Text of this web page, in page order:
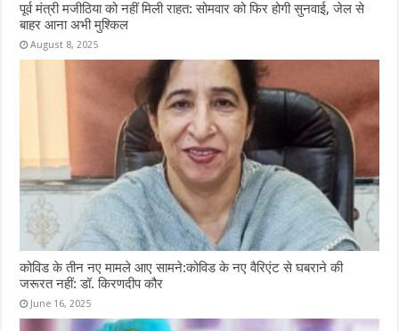
पूर्व मंत्री मजीठिया को नहीं मिली राहत: सोमवार को फिर होगी सुनवाई, जेल से
बाहर आना अभी मुश्किल
August 8, 2025
कोविड के तीन नए मामले आए सामने:कोविड के नए वैरिएंट से घबराने की
जरूरत नहीं: डॉ. किरणदीप कौर
June 16, 2025